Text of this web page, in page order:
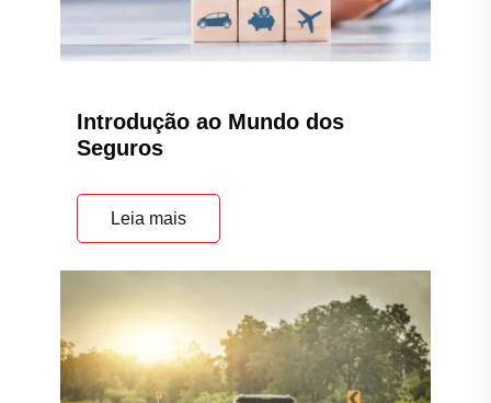
Introdução ao Mundo dos
Seguros
Leia mais